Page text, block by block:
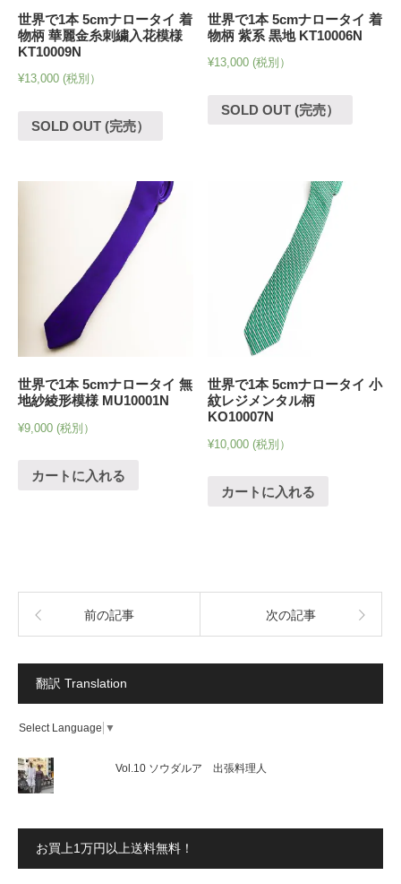
世界で1本 5cmナロータイ 着
物柄 華麗金糸刺繍入花模様
KT10009N
¥13,000 (税別）
SOLD OUT (完売）
世界で1本 5cmナロータイ 着
物柄 紫系 黒地 KT10006N
¥13,000 (税別）
SOLD OUT (完売）
世界で1本 5cmナロータイ 無
地紗綾形模様 MU10001N
¥9,000 (税別）
カートに入れる
世界で1本 5cmナロータイ 小
紋レジメンタル柄
KO10007N
¥10,000 (税別）
カートに入れる
前の記事 次の記事
翻訳 Translation
Select Language ▼
Vol.10 ソウダルア 出張料理人
お買上1万円以上送料無料！